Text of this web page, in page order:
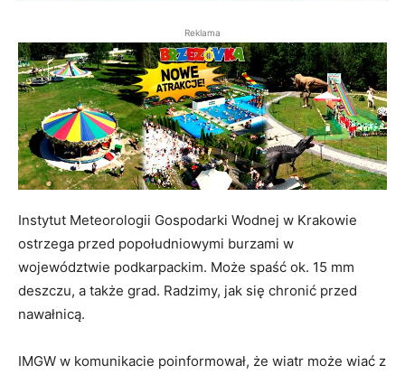
Reklama
Instytut Meteorologii Gospodarki Wodnej w Krakowie
ostrzega przed popołudniowymi burzami w
województwie podkarpackim. Może spaść ok. 15 mm
deszczu, a także grad. Radzimy, jak się chronić przed
nawałnicą.
IMGW w komunikacie poinformował, że wiatr może wiać z